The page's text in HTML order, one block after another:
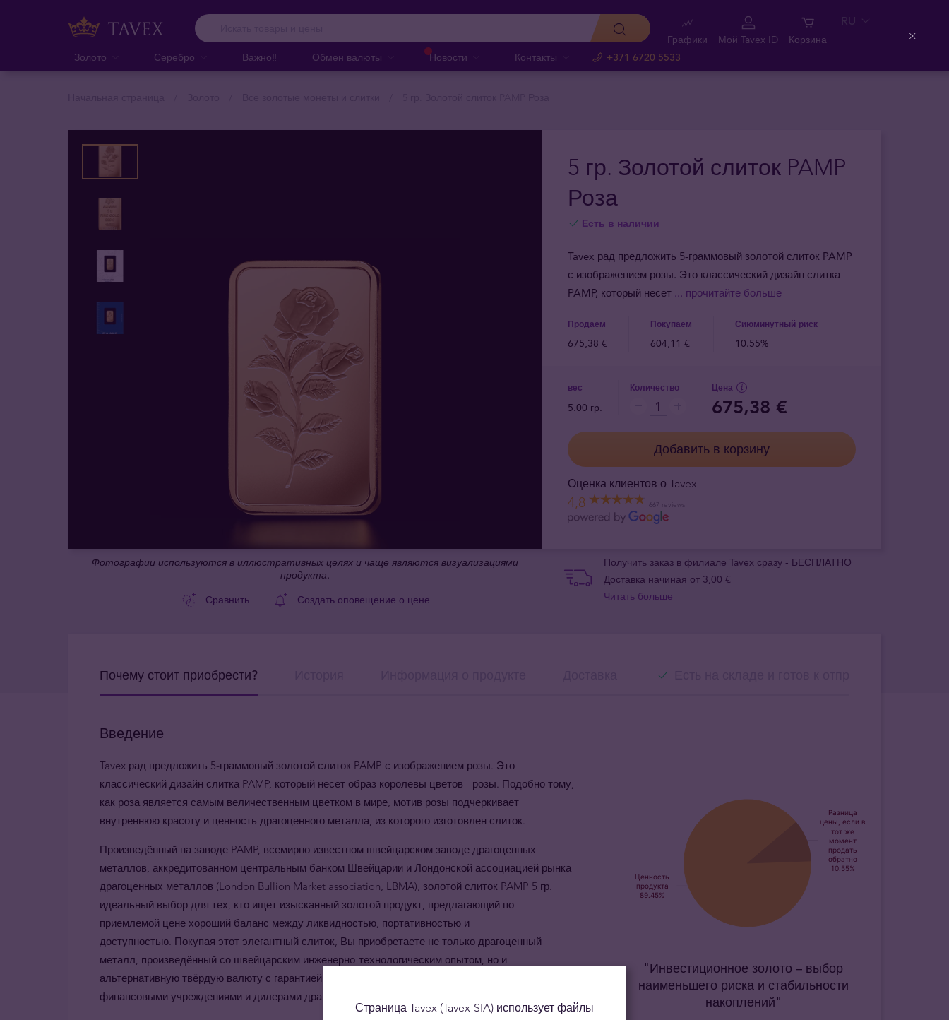
Золото Серебро Важно‼️ Обмен валюты Новости Контакты +371 6720 5533
Графики Мой Tavex ID Корзина
RU
5 гр. Золотой слиток PAMP
Роза
Есть в наличии
Tavex рад предложить 5-граммовый золотой слиток PAMP
с изображением розы. Это классический дизайн слитка
PAMP, который несет ... прочитайте больше
Продаём Покупаем Сиюминутный риск
675,38 € 604,11 € 10.55%
вес
5.00 гр.
Количество Цена
675,38 €
Добавить в корзину
Оценка клиентов о Tavex
4,8 667 reviews
Получить заказ в филиале Tavex сразу - БЕСПЛАТНО
Доставка начиная от 3,00 €
Читать больше
Фотографии используются в иллюстративных целях и чаще являются визуализациями
продукта.
Сравнить
Создать оповещение о цене
Почему стоит приобрести?
Введение
Tavex рад предложить 5-граммовый золотой слиток PAMP с изображением розы. Это
классический дизайн слитка PAMP, который несет образ королевы цветов - розы. Подобно тому,
как роза является самым величественным цветком в мире, мотив розы подчеркивает
внутреннюю красоту и ценность драгоценного металла, из которого изготовлен слиток.
Произведённый на заводе PAMP, всемирно известном швейцарском заводе драгоценных
металлов, аккредитованном центральным банком Швейцарии и Лондонской ассоциацией рынка
драгоценных металлов (London Bullion Market association, LBMA), золотой слиток PAMP 5 гр.
идеальный выбор для тех, кто ищет изысканный золотой продукт, предлагающий по
приемлемой цене хороший баланс между ликвидностью, портативностью и
доступностью. Покупая этот элегантный слиток, Вы приобретаете не только драгоценный
металл, произведённый со швейцарским инженерно-технологическим опытом, но и
альтернативную твёрдую валюту с гарантией того, что она будет принята инвесторами,
финансовыми учреждениями и дилерами драгоценных металлов во всём мире.
"Инвестиционное золото – выбор
наименьшего риска и стабильности
накоплений"
Страница Tavex (Tavex SIA) использует файлы
Close